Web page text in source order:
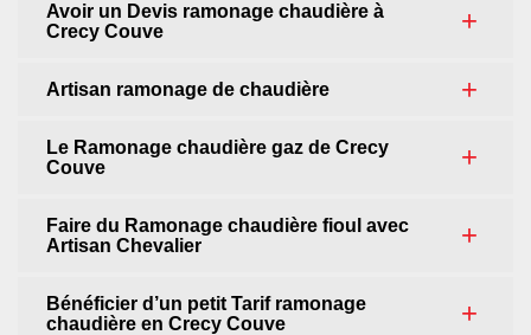
Avoir un Devis ramonage chaudière à
Crecy Couve
Artisan ramonage de chaudière
Le Ramonage chaudière gaz de Crecy
Couve
Faire du Ramonage chaudière fioul avec
Artisan Chevalier
Bénéficier d’un petit Tarif ramonage
chaudière en Crecy Couve